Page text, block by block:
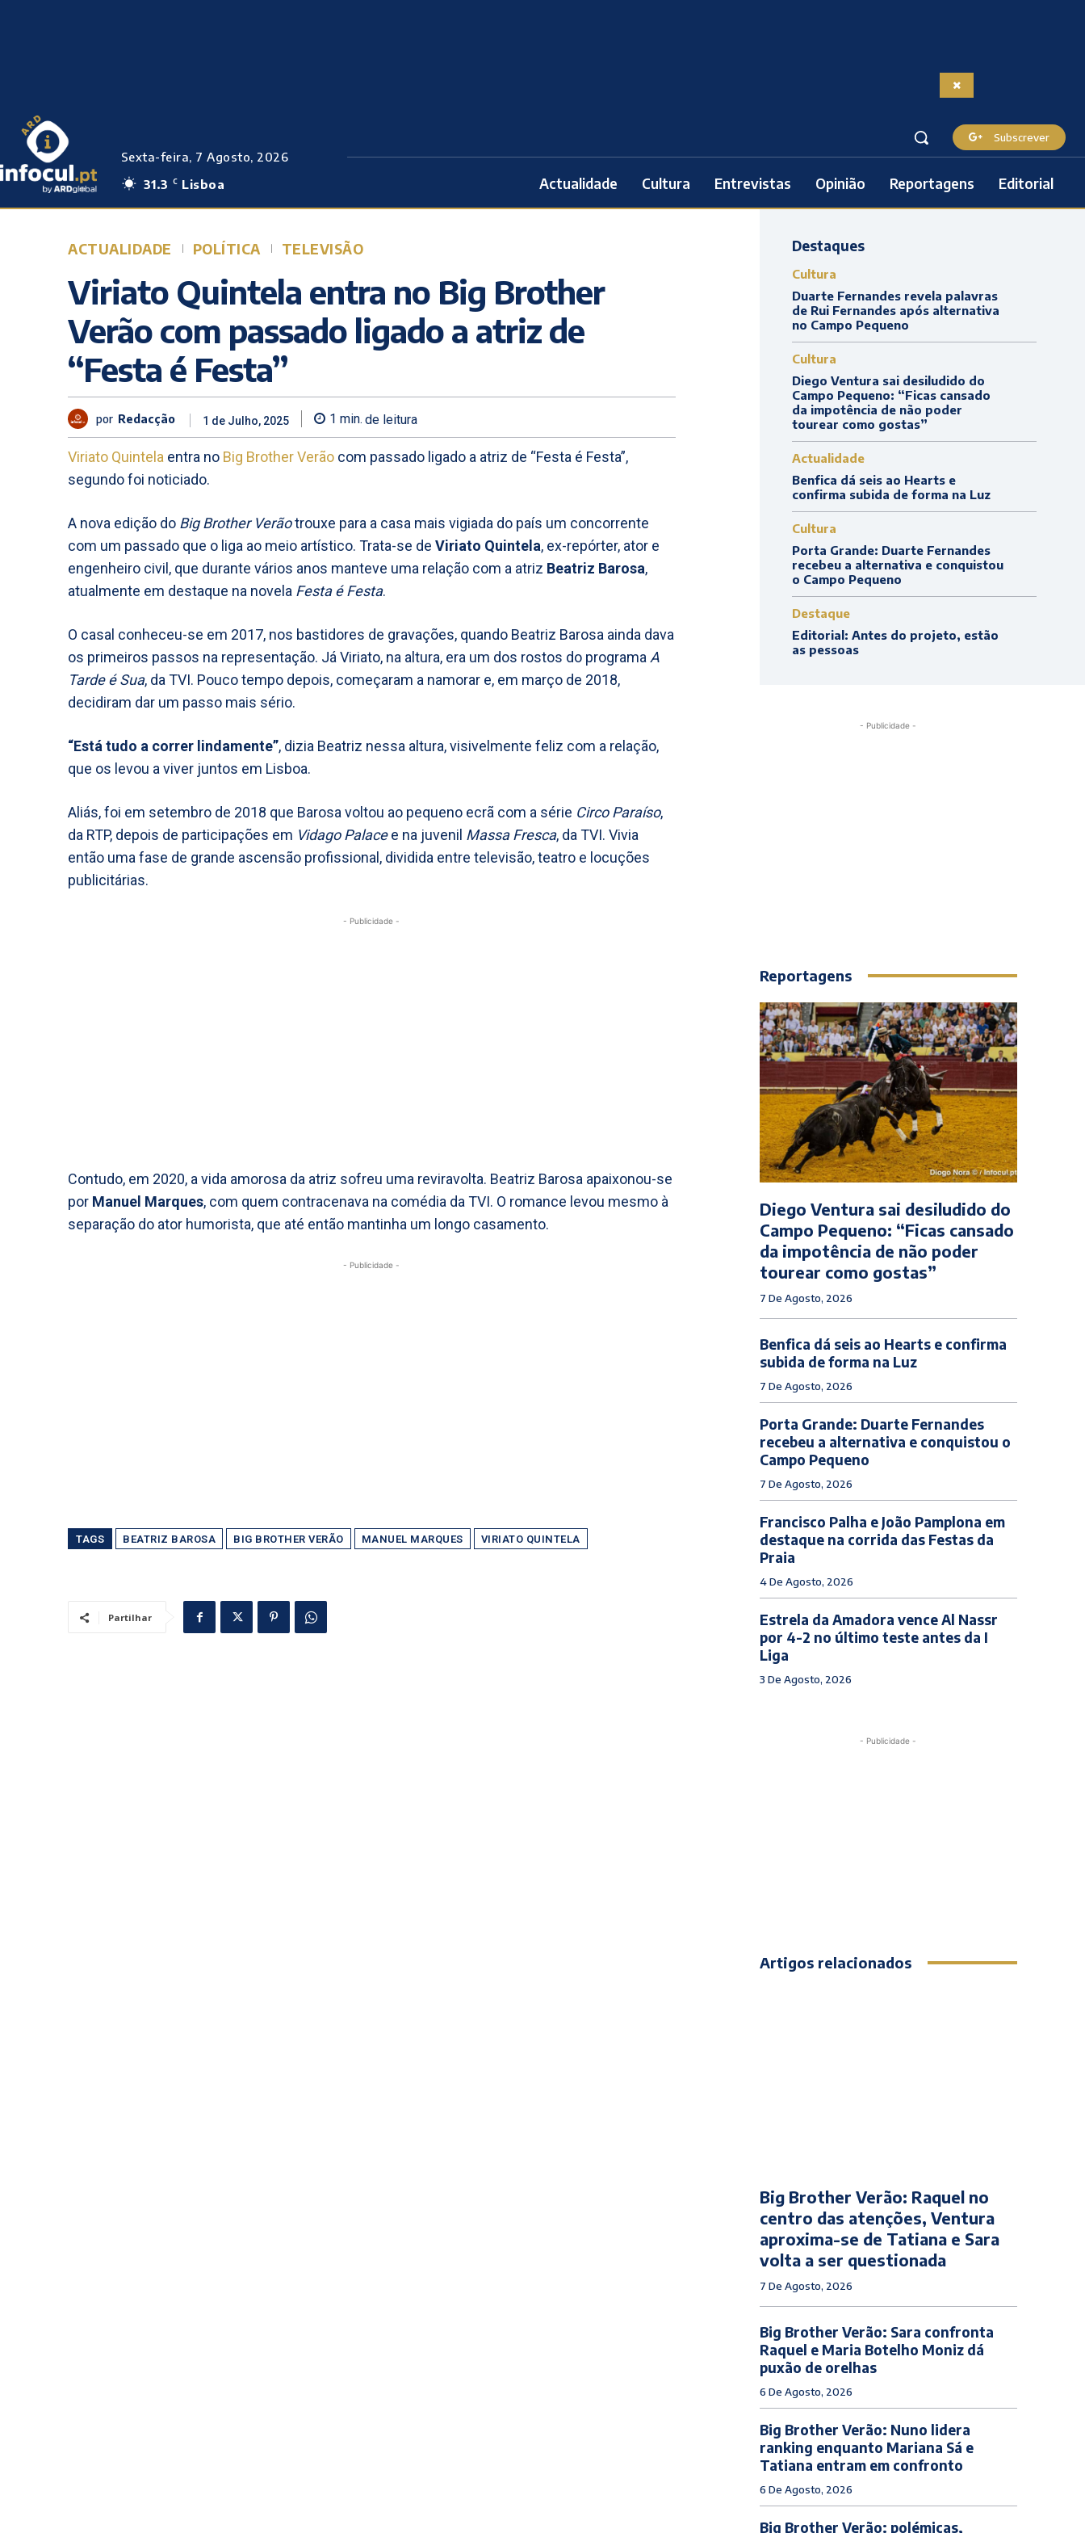
Sexta-feira, 7 Agosto, 2026
31.3
C Lisboa
Subscrever
Actualidade Cultura Entrevistas Opinião Reportagens Editorial
ACTUALIDADE POLÍTICA TELEVISÃO
Viriato Quintela entra no Big Brother
Verão com passado ligado a atriz de
“Festa é Festa”
por Redacção 1 de Julho, 2025 1 min. de leitura
Viriato Quintela entra no Big Brother Verão com passado ligado a atriz de “Festa é Festa”,
segundo foi noticiado.
A nova edição do Big Brother Verãotrouxe para a casa mais vigiada do país um concorrente
com um passado que o liga ao meio artístico. Trata-se de Viriato Quintela, ex-repórter, ator e
engenheiro civil, que durante vários anos manteve uma relação com a atriz Beatriz Barosa,
atualmente em destaque na novela Festa é Festa.
O casal conheceu-se em 2017, nos bastidores de gravações, quando Beatriz Barosa ainda dava
os primeiros passos na representação. Já Viriato, na altura, era um dos rostos do programa A
Tarde é Sua, da TVI. Pouco tempo depois, começaram a namorar e, em março de 2018,
decidiram dar um passo mais sério.
“Está tudo a correr lindamente”, dizia Beatriz nessa altura, visivelmente feliz com a relação,
que os levou a viver juntos em Lisboa.
Aliás, foi em setembro de 2018 que Barosa voltou ao pequeno ecrã com a série Circo Paraíso,
da RTP, depois de participações em Vidago Palacee na juvenil Massa Fresca, da TVI. Vivia
então uma fase de grande ascensão profissional, dividida entre televisão, teatro e locuções
publicitárias.
- Publicidade -
Contudo, em 2020, a vida amorosa da atriz sofreu uma reviravolta. Beatriz Barosa apaixonou-se
por Manuel Marques, com quem contracenava na comédia da TVI. O romance levou mesmo à
separação do ator humorista, que até então mantinha um longo casamento.
- Publicidade -
TAGS BEATRIZ BAROSA BIG BROTHER VERÃO MANUEL MARQUES VIRIATO QUINTELA
Partilhar
Destaques
Cultura
Duarte Fernandes revela palavras
de Rui Fernandes após alternativa
no Campo Pequeno
Cultura
Diego Ventura sai desiludido do
Campo Pequeno: “Ficas cansado
da impotência de não poder
tourear como gostas”
Actualidade
Benfica dá seis ao Hearts e
confirma subida de forma na Luz
Cultura
Porta Grande: Duarte Fernandes
recebeu a alternativa e conquistou
o Campo Pequeno
Destaque
Editorial: Antes do projeto, estão
as pessoas
- Publicidade -
Reportagens
Diego Ventura sai desiludido do
Campo Pequeno: “Ficas cansado
da impotência de não poder
tourear como gostas”
7 De Agosto, 2026
Benfica dá seis ao Hearts e confirma
subida de forma na Luz
7 De Agosto, 2026
Porta Grande: Duarte Fernandes
recebeu a alternativa e conquistou o
Campo Pequeno
7 De Agosto, 2026
Francisco Palha e João Pamplona em
destaque na corrida das Festas da
Praia
4 De Agosto, 2026
Estrela da Amadora vence Al Nassr
por 4-2 no último teste antes da I
Liga
3 De Agosto, 2026
- Publicidade -
Artigos relacionados
Big Brother Verão: Raquel no
centro das atenções, Ventura
aproxima-se de Tatiana e Sara
volta a ser questionada
7 De Agosto, 2026
Big Brother Verão: Sara confronta
Raquel e Maria Botelho Moniz dá
puxão de orelhas
6 De Agosto, 2026
Big Brother Verão: Nuno lidera
ranking enquanto Mariana Sá e
Tatiana entram em confronto
6 De Agosto, 2026
Big Brother Verão: polémicas,